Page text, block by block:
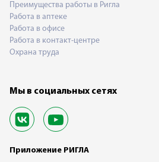
Преимущества работы в Ригла
Работа в аптеке
Работа в офисе
Работа в контакт-центре
Охрана труда
Мы в социальных сетях
Приложение РИГЛА